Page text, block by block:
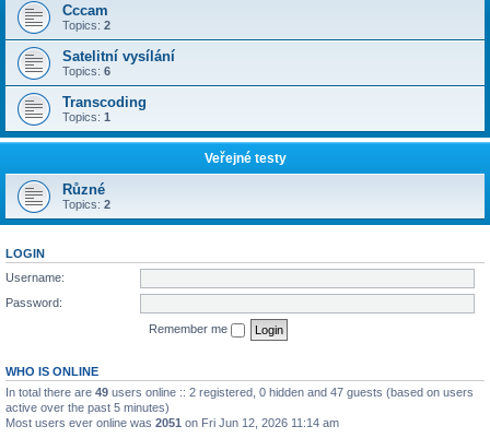
Cccam
Topics: 2
Satelitní vysílání
Topics: 6
Transcoding
Topics: 1
Veřejné testy
Různé
Topics: 2
LOGIN
Username:
Password:
Remember me
WHO IS ONLINE
In total there are 49 users online :: 2 registered, 0 hidden and 47 guests (based on users
active over the past 5 minutes)
Most users ever online was 2051 on Fri Jun 12, 2026 11:14 am